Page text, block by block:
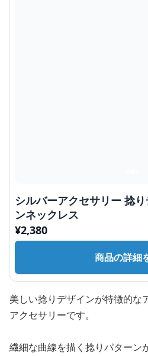
シルバーアクセサリー 捻
ンネックレス
¥2,380
商品の詳細
美しい捻りデザインが特徴的な
アクセサリーです。
繊細な曲線を描く捻りパターン